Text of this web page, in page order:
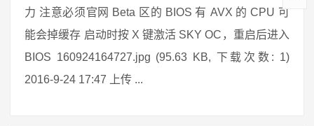
力 注意必须官网 Beta 区的 BIOS 有 AVX 的 CPU 可
能会掉缓存 启动时按 X 键激活 SKY OC，重启后进入
BIOS 160924164727.jpg (95.63 KB, 下载次数: 1)
2016-9-24 17:47 上传 ...